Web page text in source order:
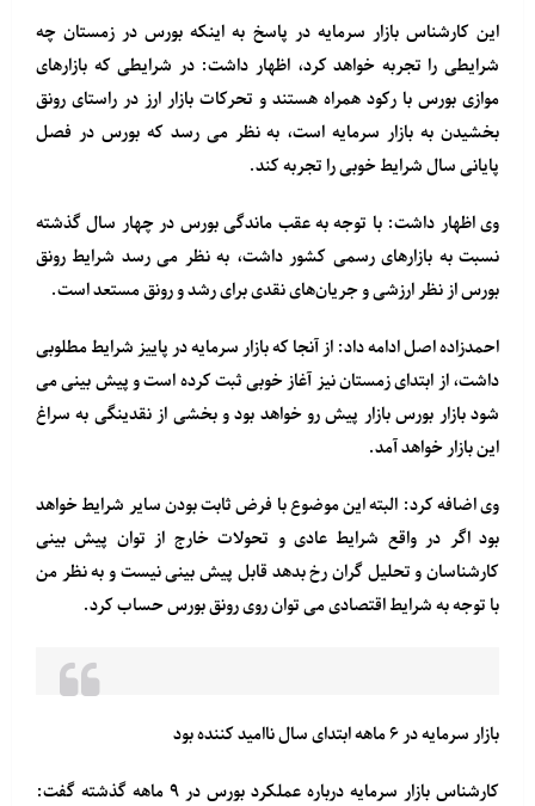
این کارشناس بازار سرمایه در پاسخ به اینکه بورس در زمستان چه
شرایطی را تجربه خواهد کرد، اظهار داشت: در شرایطی که بازارهای
موازی بورس با رکود همراه هستند و تحرکات بازار ارز در راستای رونق
بخشیدن به بازار سرمایه است، به نظر می رسد که بورس در فصل
پایانی سال شرایط خوبی را تجربه کند.
وی اظهار داشت: با توجه به عقب ماندگی بورس در چهار سال گذشته
نسبت به بازارهای رسمی کشور داشت، به نظر می رسد شرایط رونق
بورس از نظر ارزشی و جریان‌های نقدی برای رشد و رونق مستعد است.
احمدزاده اصل ادامه داد: از آنجا که بازار سرمایه در پاییز شرایط مطلوبی
داشت، از ابتدای زمستان نیز آغاز خوبی ثبت کرده است و پیش بینی می
شود بازار بورس بازار پیش رو خواهد بود و بخشی از نقدینگی به سراغ
این بازار خواهد آمد.
وی اضافه کرد: البته این موضوع با فرض ثابت بودن سایر شرایط خواهد
بود اگر در واقع شرایط عادی و تحولات خارج از توان پیش بینی
کارشناسان و تحلیل گران رخ بدهد قابل پیش بینی نیست و به نظر من
با توجه به شرایط اقتصادی می توان روی رونق بورس حساب کرد.
بازار سرمایه در ۶ ماهه ابتدای سال ناامید کننده بود
کارشناس بازار سرمایه درباره عملکرد بورس در ۹ ماهه گذشته گفت: